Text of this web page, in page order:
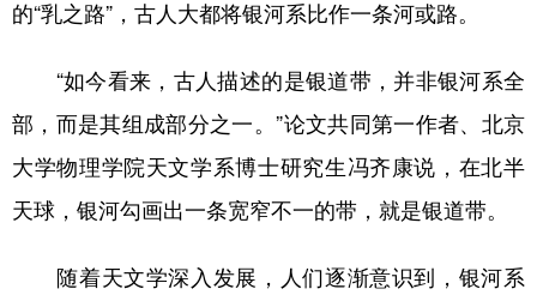
的“乳之路”，古人大都将银河系比作一条河或路。
“如今看来，古人描述的是银道带，并非银河系全
部，而是其组成部分之一。”论文共同第一作者、北京
大学物理学院天文学系博士研究生冯齐康说，在北半
天球，银河勾画出一条宽窄不一的带，就是银道带。
随着天文学深入发展，人们逐渐意识到，银河系